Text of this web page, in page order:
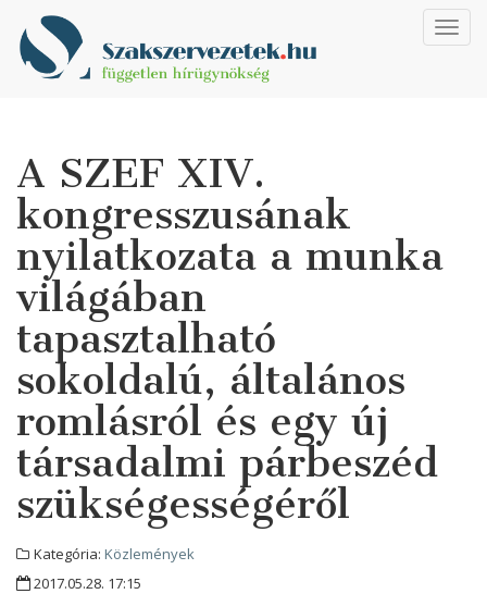
A SZEF XIV.
kongresszusának
nyilatkozata a munka
világában
tapasztalható
sokoldalú, általános
romlásról és egy új
társadalmi párbeszéd
szükségességéről
Kategória: Közlemények
2017.05.28. 17:15